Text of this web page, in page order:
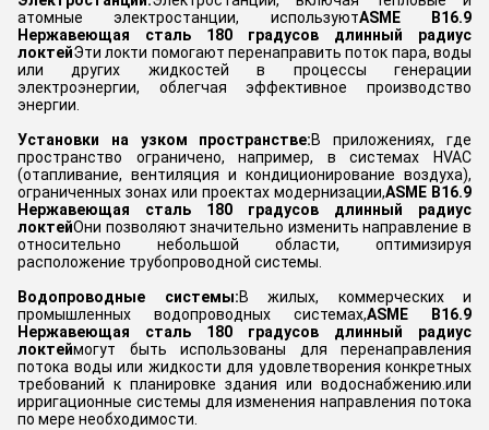
атомные электростанции, используютASME B16.9
Нержавеющая сталь 180 градусов длинный радиус
локтейЭти локти помогают перенаправить поток пара, воды
или других жидкостей в процессы генерации
электроэнергии, облегчая эффективное производство
энергии.
Установки на узком пространстве:В приложениях, где
пространство ограничено, например, в системах HVAC
(отапливание, вентиляция и кондиционирование воздуха),
ограниченных зонах или проектах модернизации,ASME B16.9
Нержавеющая сталь 180 градусов длинный радиус
локтейОни позволяют значительно изменить направление в
относительно небольшой области, оптимизируя
расположение трубопроводной системы.
Водопроводные системы:В жилых, коммерческих и
промышленных водопроводных системах,ASME B16.9
Нержавеющая сталь 180 градусов длинный радиус
локтеймогут быть использованы для перенаправления
потока воды или жидкости для удовлетворения конкретных
требований к планировке здания или водоснабжению.или
ирригационные системы для изменения направления потока
по мере необходимости.